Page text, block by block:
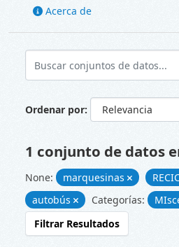
Acerca de
Ordenar por
1 conjunto de datos
None: marquesinas
autobús
Categorías:
Filtrar Resultados